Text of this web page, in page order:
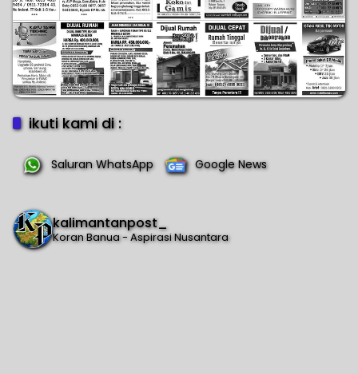
ikuti kami di :
Saluran WhatsApp Google News
kalimantanpost_
Koran Banua - Aspirasi Nusantara